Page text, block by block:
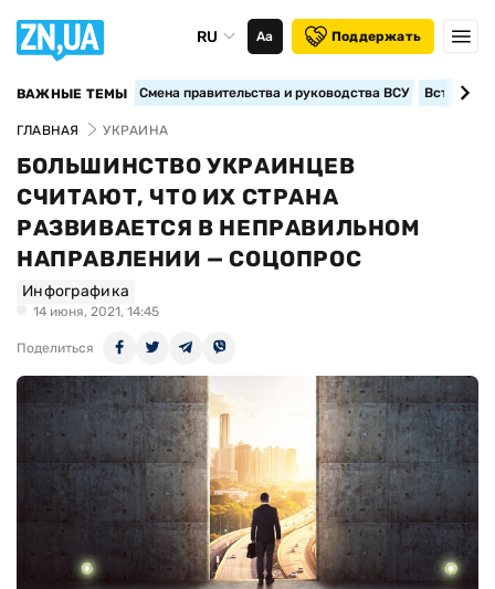
RU Аа Поддержать
ВАЖНЫЕ ТЕМЫ Смена правительства и руководства ВСУ
ГЛАВНАЯ УКРАИНА
БОЛЬШИНСТВО УКРАИНЦЕВ
СЧИТАЮТ, ЧТО ИХ СТРАНА
РАЗВИВАЕТСЯ В НЕПРАВИЛЬНОМ
НАПРАВЛЕНИИ — СОЦОПРОС
Инфографика
14 июня, 2021, 14:45
Поделиться